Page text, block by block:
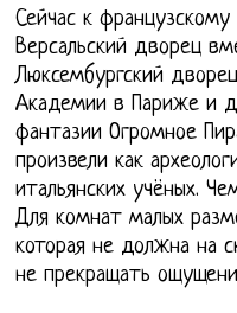
Сейчас к
Версальский дворец
Люксембургский
Академии в Париже и
фантазии Огромное
произвели как
итальянских учёных.
Для комнат малых
которая не должна на
не прекращать